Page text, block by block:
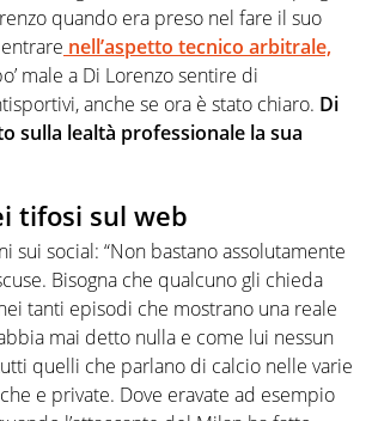
quando era preso nel fare il suo
nell’aspetto tecnico arbitrale,
male a Di Lorenzo sentire di
anche se ora è stato chiaro. Di
sulla lealtà professionale la sua
tifosi sul web
sui social: “Non bastano assolutamente
Bisogna che qualcuno gli chieda
tanti episodi che mostrano una reale
mai detto nulla e come lui nessun
quelli che parlano di calcio nelle varie
e private. Dove eravate ad esempio